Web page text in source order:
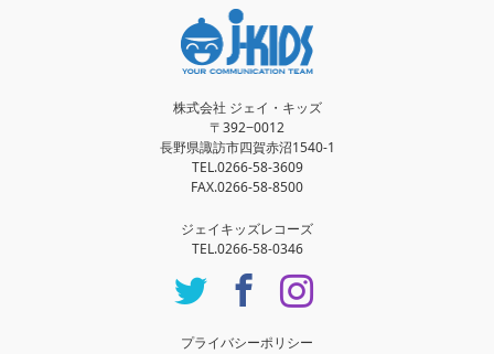
株式会社 ジェイ・キッズ
〒392−0012
長野県諏訪市四賀赤沼1540-1
TEL.0266-58-3609
FAX.0266-58-8500
ジェイキッズレコーズ
TEL.0266-58-0346
Instagram
プライバシーポリシー